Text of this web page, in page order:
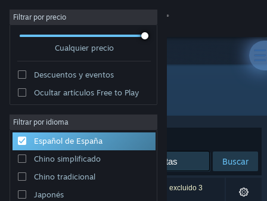
Iniciar sesión
Acerca de
Soporte
Cambiar idioma
Filtrar por precio
Cualquier precio
Descuentos y eventos
Ocultar artículos Free to Play
Filtrar por idioma
Español de España
Chino simplificado
Chino tradicional
Japonés
Editor: ギュルダンゲームズ
Ordenar por Relevancia
Buscar
0 resultados coinciden con la búsqueda. Se han excluido 3
títulos basándose en tus preferencias.